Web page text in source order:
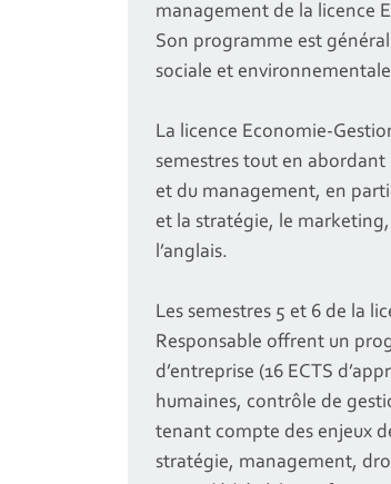
management de la licence
Son programme est
sociale et
La licence Economie-
semestres tout en
et du management, en
et la stratégie, le
l’anglais.
Les semestres 5 et 6 de la
Responsable offrent un
d’entreprise (16 ECTS
humaines, contrôle de
tenant compte des enjeux
stratégie, management,